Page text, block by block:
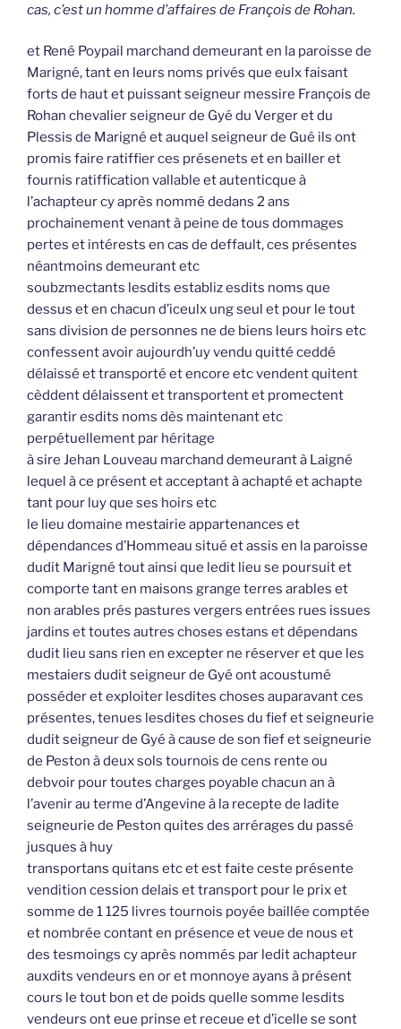
cas, c’est un homme d’affaires de François de Rohan.
et René Poypail marchand demeurant en la paroisse de
Marigné, tant en leurs noms privés que eulx faisant
forts de haut et puissant seigneur messire François de
Rohan chevalier seigneur de Gyé du Verger et du
Plessis de Marigné et auquel seigneur de Gué ils ont
promis faire ratiffier ces présenets et en bailler et
fournis ratiffication vallable et autenticque à
l’achapteur cy après nommé dedans 2 ans
prochainement venant à peine de tous dommages
pertes et intérests en cas de deffault, ces présentes
néantmoins demeurant etc
soubzmectants lesdits establiz esdits noms que
dessus et en chacun d’iceulx ung seul et pour le tout
sans division de personnes ne de biens leurs hoirs etc
confessent avoir aujourdh’uy vendu quitté ceddé
délaissé et transporté et encore etc vendent quitent
cèddent délaissent et transportent et promectent
garantir esdits noms dès maintenant etc
perpétuellement par héritage
à sire Jehan Louveau marchand demeurant à Laigné
lequel à ce présent et acceptant à achapté et achapte
tant pour luy que ses hoirs etc
le lieu domaine mestairie appartenances et
dépendances d’Hommeau situé et assis en la paroisse
dudit Marigné tout ainsi que ledit lieu se poursuit et
comporte tant en maisons grange terres arables et
non arables prés pastures vergers entrées rues issues
jardins et toutes autres choses estans et dépendans
dudit lieu sans rien en excepter ne réserver et que les
mestaiers dudit seigneur de Gyé ont acoustumé
posséder et exploiter lesdites choses auparavant ces
présentes, tenues lesdites choses du fief et seigneurie
dudit seigneur de Gyé à cause de son fief et seigneurie
de Peston à deux sols tournois de cens rente ou
debvoir pour toutes charges poyable chacun an à
l’avenir au terme d’Angevine à la recepte de ladite
seigneurie de Peston quites des arrérages du passé
jusques à huy
transportans quitans etc et est faite ceste présente
vendition cession delais et transport pour le prix et
somme de 1 125 livres tournois poyée baillée comptée
et nombrée contant en présence et veue de nous et
des tesmoings cy après nommés par ledit achapteur
auxdits vendeurs en or et monnoye ayans à présent
cours le tout bon et de poids quelle somme lesdits
vendeurs ont eue prinse et receue et d’icelle se sont